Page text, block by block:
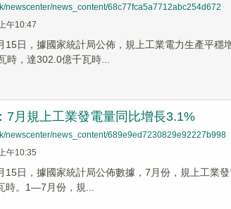
newscenter/news_content/68c77fca5a7712abc254d672
午10:47
15日，據國家統計局公佈，規上工業電力生產平
時，達302.0億千瓦時...
7月規上工業發電量同比增長3.1%
newscenter/news_content/689e9ed7230829e92227b998
午10:35
15日，據國家統計局公佈數據，7月份，規上工
時。1—7月份，規...